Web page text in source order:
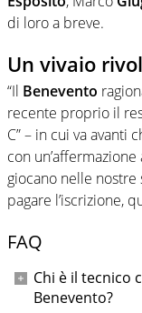
di loro a breve.
Un vivaio
“Il Benevento
recente proprio il
C” – in cui va avanti
con
giocano nelle
pagare l’iscrizione,
FAQ
Chi è il tecnico
Benevento?